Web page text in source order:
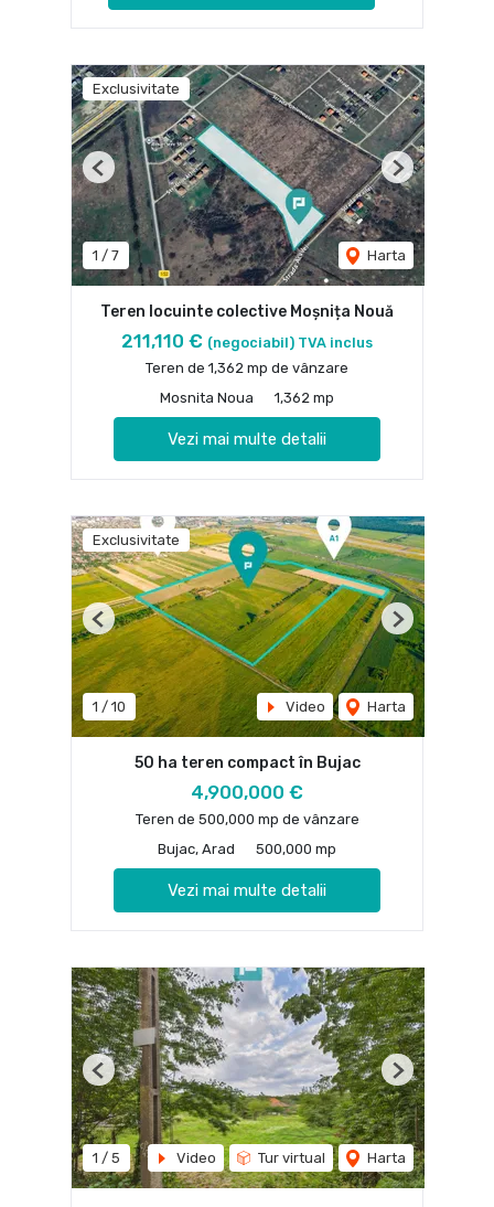
Exclusivitate
1 / 7 Harta
Previous Next
Teren locuinte colective Moșnița Nouă
211,110 € (negociabil) TVA inclus
Teren de 1,362 mp de vânzare
Mosnita Noua
1,362 mp
Vezi mai multe detalii
Exclusivitate
1 / 10 Video Harta
Previous Next
50 ha teren compact în Bujac
4,900,000 €
Teren de 500,000 mp de vânzare
Bujac, Arad
500,000 mp
Vezi mai multe detalii
1 / 5 Video Tur virtual Harta
Previous Next